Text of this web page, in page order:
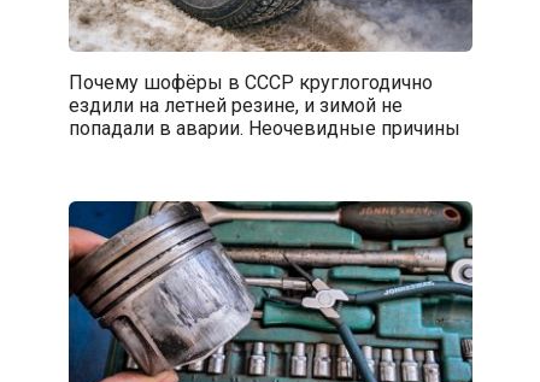
Почему шофёры в СССР круглогодично
ездили на летней резине, и зимой не
попадали в аварии. Неочевидные причины